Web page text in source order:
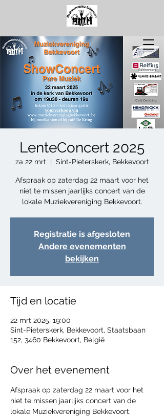
MUZIEKVERENIGI
NG
BEKKEVOORT
LenteConcert 2025
za 22 mrt
  |
Sint-Pieterskerk, Bekkevoort
Afspraak op zaterdag 22 maart voor het
niet te missen jaarlijks concert van de
lokale Muziekvereniging Bekkevoort.
Registratie is afgesloten
Andere evenementen
bekijken
Tijd en locatie
22 mrt 2025, 19:00
Sint-Pieterskerk, Bekkevoort, Staatsbaan
152, 3460 Bekkevoort, België
Over het evenement
Afspraak op zaterdag 22 maart voor het
niet te missen jaarlijks concert van de
lokale Muziekvereniging Bekkevoort.